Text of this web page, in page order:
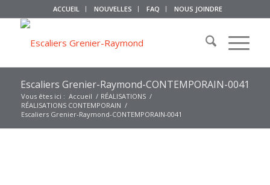
ACCUEIL NOUVELLES FAQ NOUS JOINDRE
Escaliers Grenier-Raymond-CONTEMPORAIN-0041
Vous êtes ici : Accueil / RÉALISATIONS /
RÉALISATIONS CONTEMPORAIN /
Escaliers Grenier-Raymond-CONTEMPORAIN-0041